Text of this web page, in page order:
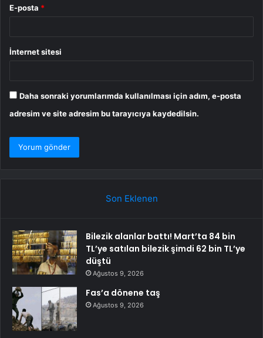
E-posta *
İnternet sitesi
Daha sonraki yorumlarımda kullanılması için adım, e-posta
adresim ve site adresim bu tarayıcıya kaydedilsin.
Son Eklenen
Bilezik alanlar battı! Mart’ta 84 bin
TL’ye satılan bilezik şimdi 62 bin TL’ye
düştü
Ağustos 9, 2026
Fas’a dönene taş
Ağustos 9, 2026